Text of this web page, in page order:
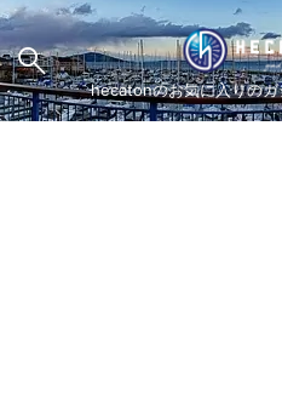
hecatonのお気に入りの